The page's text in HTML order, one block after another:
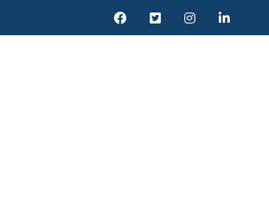
Facebook
X InstagramLinkedIn